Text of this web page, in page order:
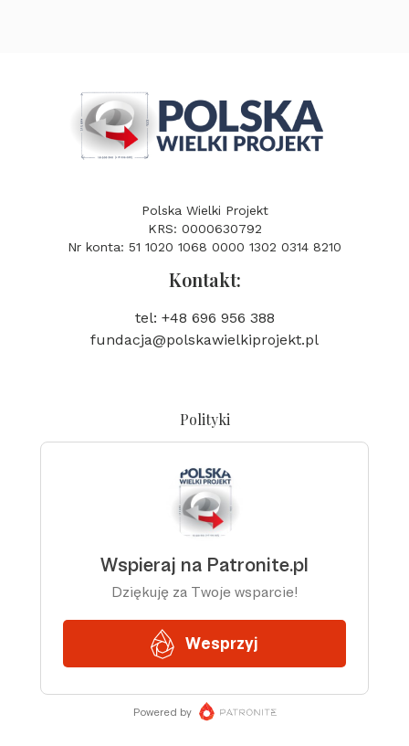
Polska Wielki Projekt
KRS: 0000630792
Nr konta: 51 1020 1068 0000 1302 0314 8210
Kontakt:
tel: +48 696 956 388
fundacja@polskawielkiprojekt.pl
Polityki